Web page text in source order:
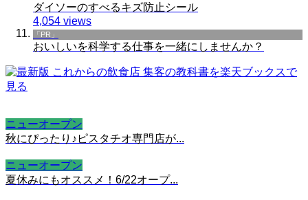
ダイソーのすべるキズ防止シール
4,054 views
「PR」
おいしいを科学する仕事を一緒にしませんか？
ニューオープン
秋にぴったり♪ピスタチオ専門店が...
ニューオープン
夏休みにもオススメ！6/22オープ...